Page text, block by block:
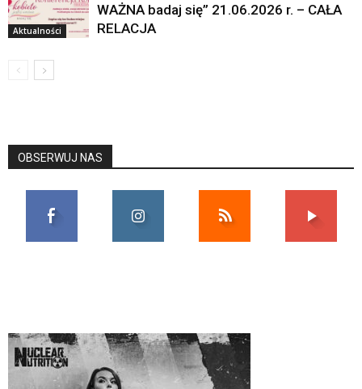
Aktualności
WAŻNA badaj się” 21.06.2026 r. – CAŁA
RELACJA
OBSERWUJ NAS